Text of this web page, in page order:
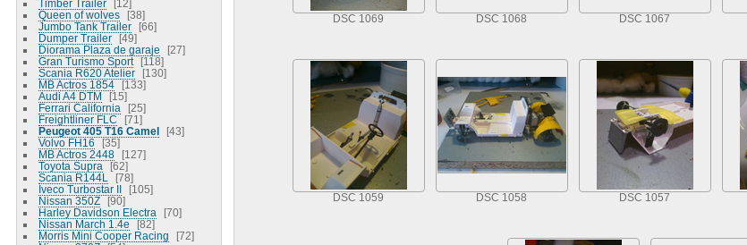
Timber Trailer
12
Queen of wolves
38
Jumbo Tank Trailer
66
Dumper Trailer
49
Diorama Plaza de garaje
27
Gran Turismo Sport
118
Scania R620 Atelier
130
MB Actros 1854
133
Audi A4 DTM
15
Ferrari California
25
Freightliner FLC
71
Peugeot 405 T16 Camel
43
Volvo FH16
35
MB Actros 2448
127
Toyota Supra
62
Scania R144L
78
Iveco Turbostar II
105
Nissan 350Z
90
Harley Davidson Electra
70
Nissan March 1.4e
82
Morris Mini Cooper Racing
72
DSC 1069 DSC 1068 DSC 1067
DSC 1059 DSC 1058 DSC 1057